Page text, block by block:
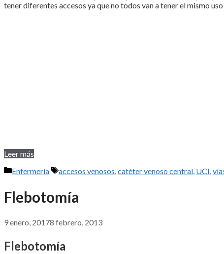
tener diferentes accesos ya que no todos van a tener el mismo
Leer más
Categorías
Enfermería Etiquetas
accesos venosos catéter venoso central UCI
Flebotomía
9 enero, 20178 febrero, 2013
Flebotomía